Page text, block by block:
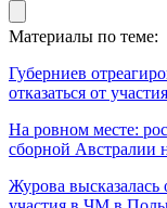
Материалы по теме:
Губерниев
отказаться от
На ровном месте:
сборной Австралии
Журова высказалась